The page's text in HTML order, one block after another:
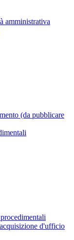
amministrativa
(da pubblicare
d'ufficio